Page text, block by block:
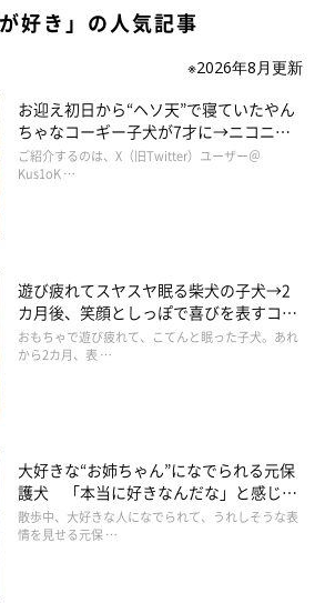
で鳴くこともありましたが、少しずつ家の
、ゴハンが大好きな食いしん坊な様子を
ものに興味を示す一方、初めてのことは
いたように思います。
で慣れない環境に一生懸命順応しようと
す」
が好き」の人気記事
※2026年8月更新
お迎え初日から“ヘソ天”で寝ていたやん
ちゃなコーギー子犬が7才に→ニコニ
コ“コーギースマイル”が魅力のコに成
長！
ご紹介するのは、X（旧Twitter）ユーザー＠
Kus1oK …
遊び疲れてスヤスヤ眠る柴犬の子犬→2
カ月後、笑顔としっぽで喜びを表すコに
成長！
おもちゃで遊び疲れて、こてんと眠った子犬。あれ
から2カ月、表 …
大好きな“お姉ちゃん”になでられる元保
護犬 「本当に好きなんだな」と感じる
表情にほっこり
散歩中、大好きな人になでられて、うれしそうな表
情を見せる元保 …